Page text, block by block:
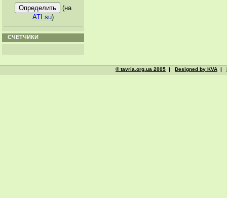
(на
ATI.su)
СЧЕТЧИКИ
© tavria.org.ua 2005 | Designed by KVA |